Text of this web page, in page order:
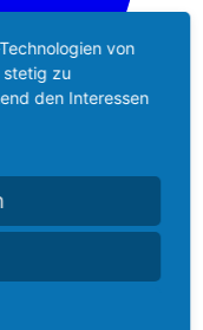
von
stetig zu
den Interessen